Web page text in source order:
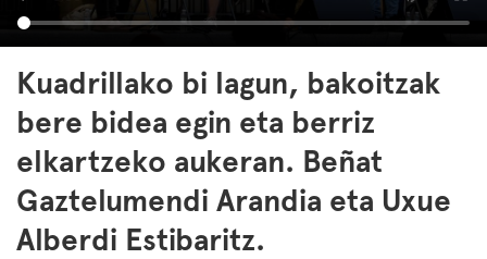
Kuadrillako bi lagun, bakoitzak
bere bidea egin eta berriz
elkartzeko aukeran. Beñat
Gaztelumendi Arandia eta Uxue
Alberdi Estibaritz.